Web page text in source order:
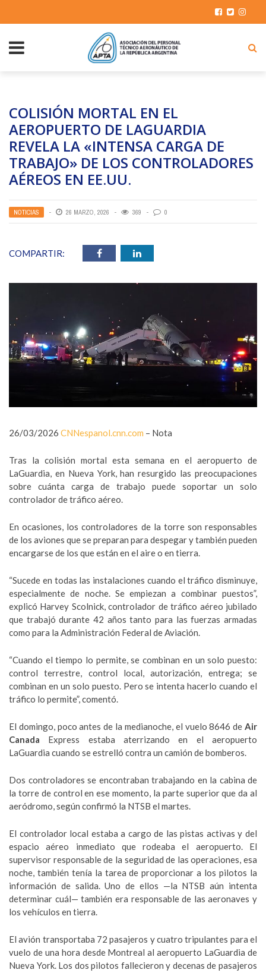
COLISIÓN MORTAL EN EL
AEROPUERTO DE LAGUARDIA
REVELA LA «INTENSA CARGA DE
TRABAJO» DE LOS CONTROLADORES
AÉREOS EN EE.UU.
NOTICIAS 26 MARZO, 2026 369 0
COMPARTIR:
26/03/2026 CNNespanol.cnn.com – Nota
Tras la colisión mortal esta semana en el aeropuerto de
LaGuardia, en Nueva York, han resurgido las preocupaciones
sobre cuánta carga de trabajo puede soportar un solo
controlador de tráfico aéreo.
En ocasiones, los controladores de la torre son responsables
de los aviones que se preparan para despegar y también pueden
encargarse de los que están en el aire o en tierra.
“Sucede en todas las instalaciones cuando el tráfico disminuye,
especialmente de noche. Se empiezan a combinar puestos”,
explicó Harvey Scolnick, controlador de tráfico aéreo jubilado
que trabajó durante 42 años tanto para las fuerzas armadas
como para la Administración Federal de Aviación.
“Cuando el tiempo lo permite, se combinan en un solo puesto:
control terrestre, control local, autorización, entrega; se
combinan en un solo puesto. Pero se intenta hacerlo cuando el
tráfico lo permite”, comentó.
El domingo, poco antes de la medianoche, el vuelo 8646 de Air
Canada Express estaba aterrizando en el aeropuerto
LaGuardia cuando se estrelló contra un camión de bomberos.
Dos controladores se encontraban trabajando en la cabina de
la torre de control en ese momento, la parte superior que da al
aeródromo, según confirmó la NTSB el martes.
El controlador local estaba a cargo de las pistas activas y del
espacio aéreo inmediato que rodeaba el aeropuerto. El
supervisor responsable de la seguridad de las operaciones, esa
noche, también tenía la tarea de proporcionar a los pilotos la
información de salida. Uno de ellos —la NTSB aún intenta
determinar cuál— también era responsable de las aeronaves y
los vehículos en tierra.
El avión transportaba 72 pasajeros y cuatro tripulantes para el
vuelo de una hora desde Montreal al aeropuerto LaGuardia de
Nueva York. Los dos pilotos fallecieron y decenas de pasajeros